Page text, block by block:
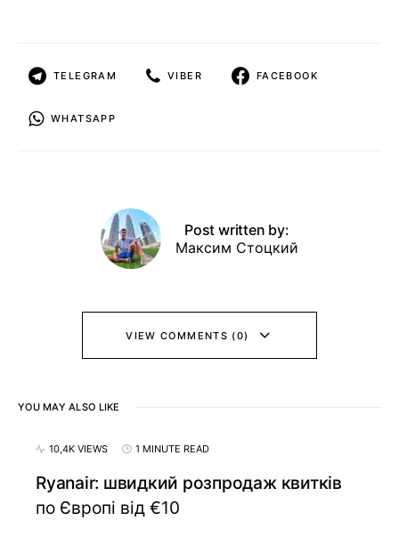
TELEGRAM VIBER FACEBOOK
WHATSAPP
Post written by:
Максим Стоцкий
VIEW COMMENTS (0)
YOU MAY ALSO LIKE
10,4K VIEWS 1 MINUTE READ
Ryanair: швидкий розпродаж квитків
по Європі від €10